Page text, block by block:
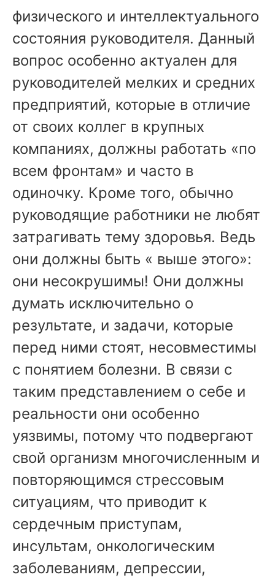
физического и интеллектуального
состояния руководителя. Данный
вопрос особенно актуален для
руководителей мелких и средних
предприятий, которые в отличие
от своих коллег в крупных
компаниях, должны работать «по
всем фронтам» и часто в
одиночку. Кроме того, обычно
руководящие работники не любят
затрагивать тему здоровья. Ведь
они должны быть « выше этого»:
они несокрушимы! Они должны
думать исключительно о
результате, и задачи, которые
перед ними стоят, несовместимы
с понятием болезни. В связи с
таким представлением о себе и
реальности они особенно
уязвимы, потому что подвергают
свой организм многочисленным и
повторяющимся стрессовым
ситуациям, что приводит к
сердечным приступам,
инсультам, онкологическим
заболеваниям, депрессии,